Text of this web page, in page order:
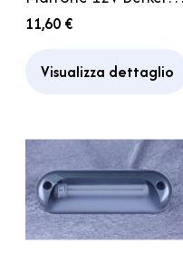
Caravan
11,60 €
Visualizza dettaglio